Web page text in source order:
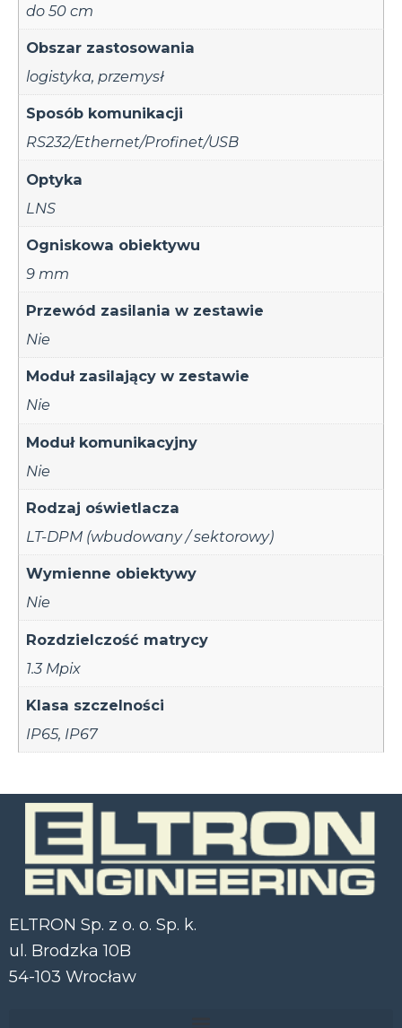
do 50 cm
Obszar zastosowania
logistyka,przemysł
Sposób komunikacji
RS232/Ethernet/Profinet/USB
Optyka
LNS
Ogniskowa obiektywu
9 mm
Przewód zasilania w zestawie
Nie
Moduł zasilający w zestawie
Nie
Moduł komunikacyjny
Nie
Rodzaj oświetlacza
LT-DPM (wbudowany / sektorowy)
Wymienne obiektywy
Nie
Rozdzielczość matrycy
1.3 Mpix
Klasa szczelności
IP65, IP67
ELTRON Sp. z o. o. Sp. k.
ul. Brodzka 10B
54-103 Wrocław